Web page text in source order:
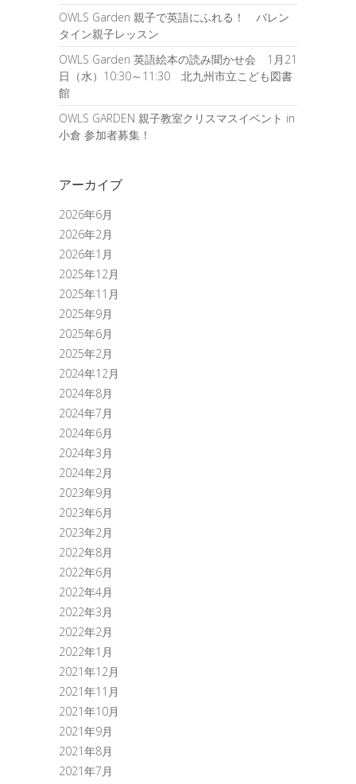
OWLS Garden 親子で英語にふれる！ バレン
タイン親子レッスン
OWLS Garden 英語絵本の読み聞かせ会 1月21
日（水）10:30～11:30 北九州市立こども図書
館
OWLS GARDEN 親子教室クリスマスイベント in
小倉 参加者募集！
アーカイブ
2026年6月
2026年2月
2026年1月
2025年12月
2025年11月
2025年9月
2025年6月
2025年2月
2024年12月
2024年8月
2024年7月
2024年6月
2024年3月
2024年2月
2023年9月
2023年6月
2023年2月
2022年8月
2022年6月
2022年4月
2022年3月
2022年2月
2022年1月
2021年12月
2021年11月
2021年10月
2021年9月
2021年8月
2021年7月